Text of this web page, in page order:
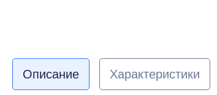
Описание Характеристики